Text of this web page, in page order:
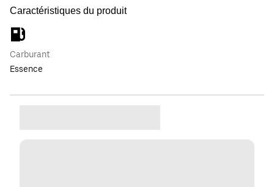
Caractéristiques du produit
Carburant
Essence